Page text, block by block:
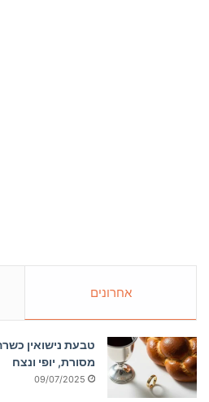
אחרונים
טבעת נישואין
מסורת, יופי ונצח
09/07/2025